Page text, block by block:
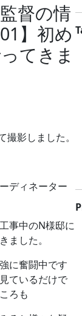
督の情
】初め
てきま
影しました。
ディネーター
事中のN様邸に
ました。
に奮闘中です
ているだけで
ろも